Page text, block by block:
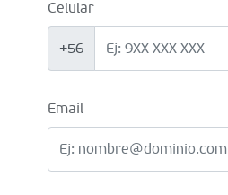
Celular
+56
Email